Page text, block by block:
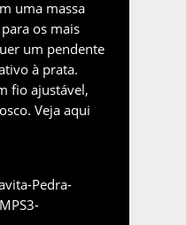
uma massa
os mais
um pendente
à prata.
fio ajustável,
Veja aqui